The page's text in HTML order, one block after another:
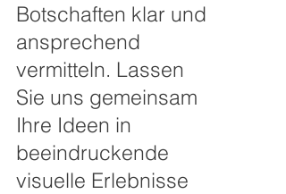
Botschaften klar und
ansprechend
vermitteln. Lassen
Sie uns gemeinsam
Ihre Ideen in
beeindruckende
visuelle Erlebnisse